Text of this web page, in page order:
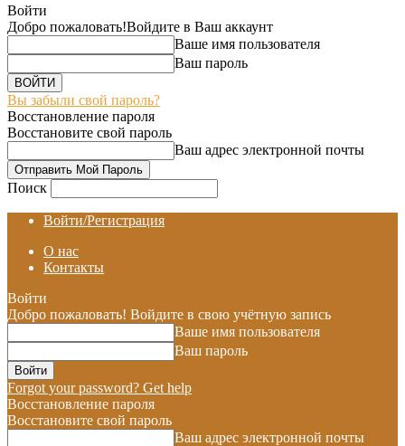
Войти
Добро пожаловать!Войдите в Ваш аккаунт
Ваше имя пользователя
Ваш пароль
Вы забыли свой пароль?
Восстановление пароля
Восстановите свой пароль
Ваш адрес электронной почты
Поиск
Войти/Регистрация
О нас
Контакты
Войти
Добро пожаловать! Войдите в свою учётную запись
Ваше имя пользователя
Ваш пароль
Forgot your password? Get help
Восстановление пароля
Восстановите свой пароль
Ваш адрес электронной почты